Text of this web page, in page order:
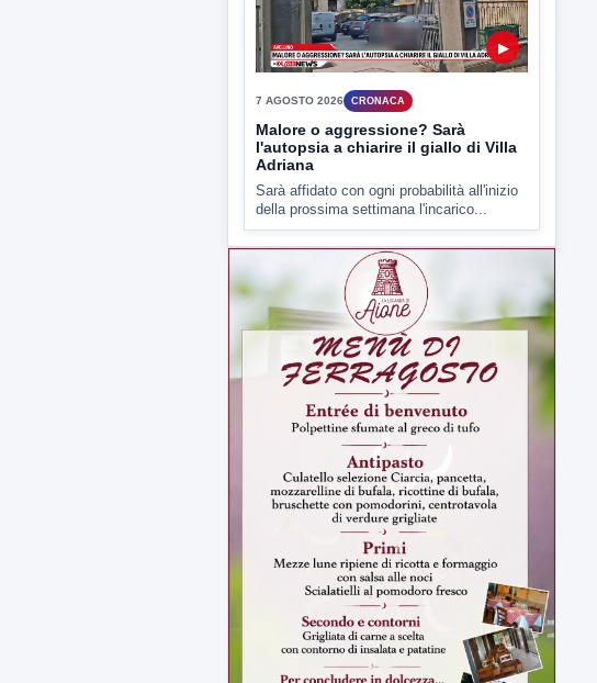
▶
7 AGOSTO 2026 CRONACA
Malore o aggressione? Sarà
l'autopsia a chiarire il giallo di Villa
Adriana
Sarà affidato con ogni probabilità all'inizio
della prossima settimana l'incarico...